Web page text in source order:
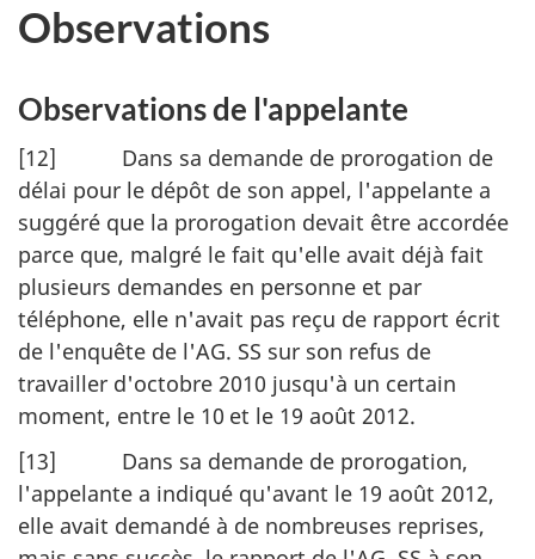
Observations
Observations de l'appelante
[12] Dans sa demande de prorogation de
délai pour le dépôt de son appel, l'appelante a
suggéré que la prorogation devait être accordée
parce que, malgré le fait qu'elle avait déjà fait
plusieurs demandes en personne et par
téléphone, elle n'avait pas reçu de rapport écrit
de l'enquête de l'AG. SS sur son refus de
travailler d'octobre 2010 jusqu'à un certain
moment, entre le 10 et le 19 août 2012.
[13] Dans sa demande de prorogation,
l'appelante a indiqué qu'avant le 19 août 2012,
elle avait demandé à de nombreuses reprises,